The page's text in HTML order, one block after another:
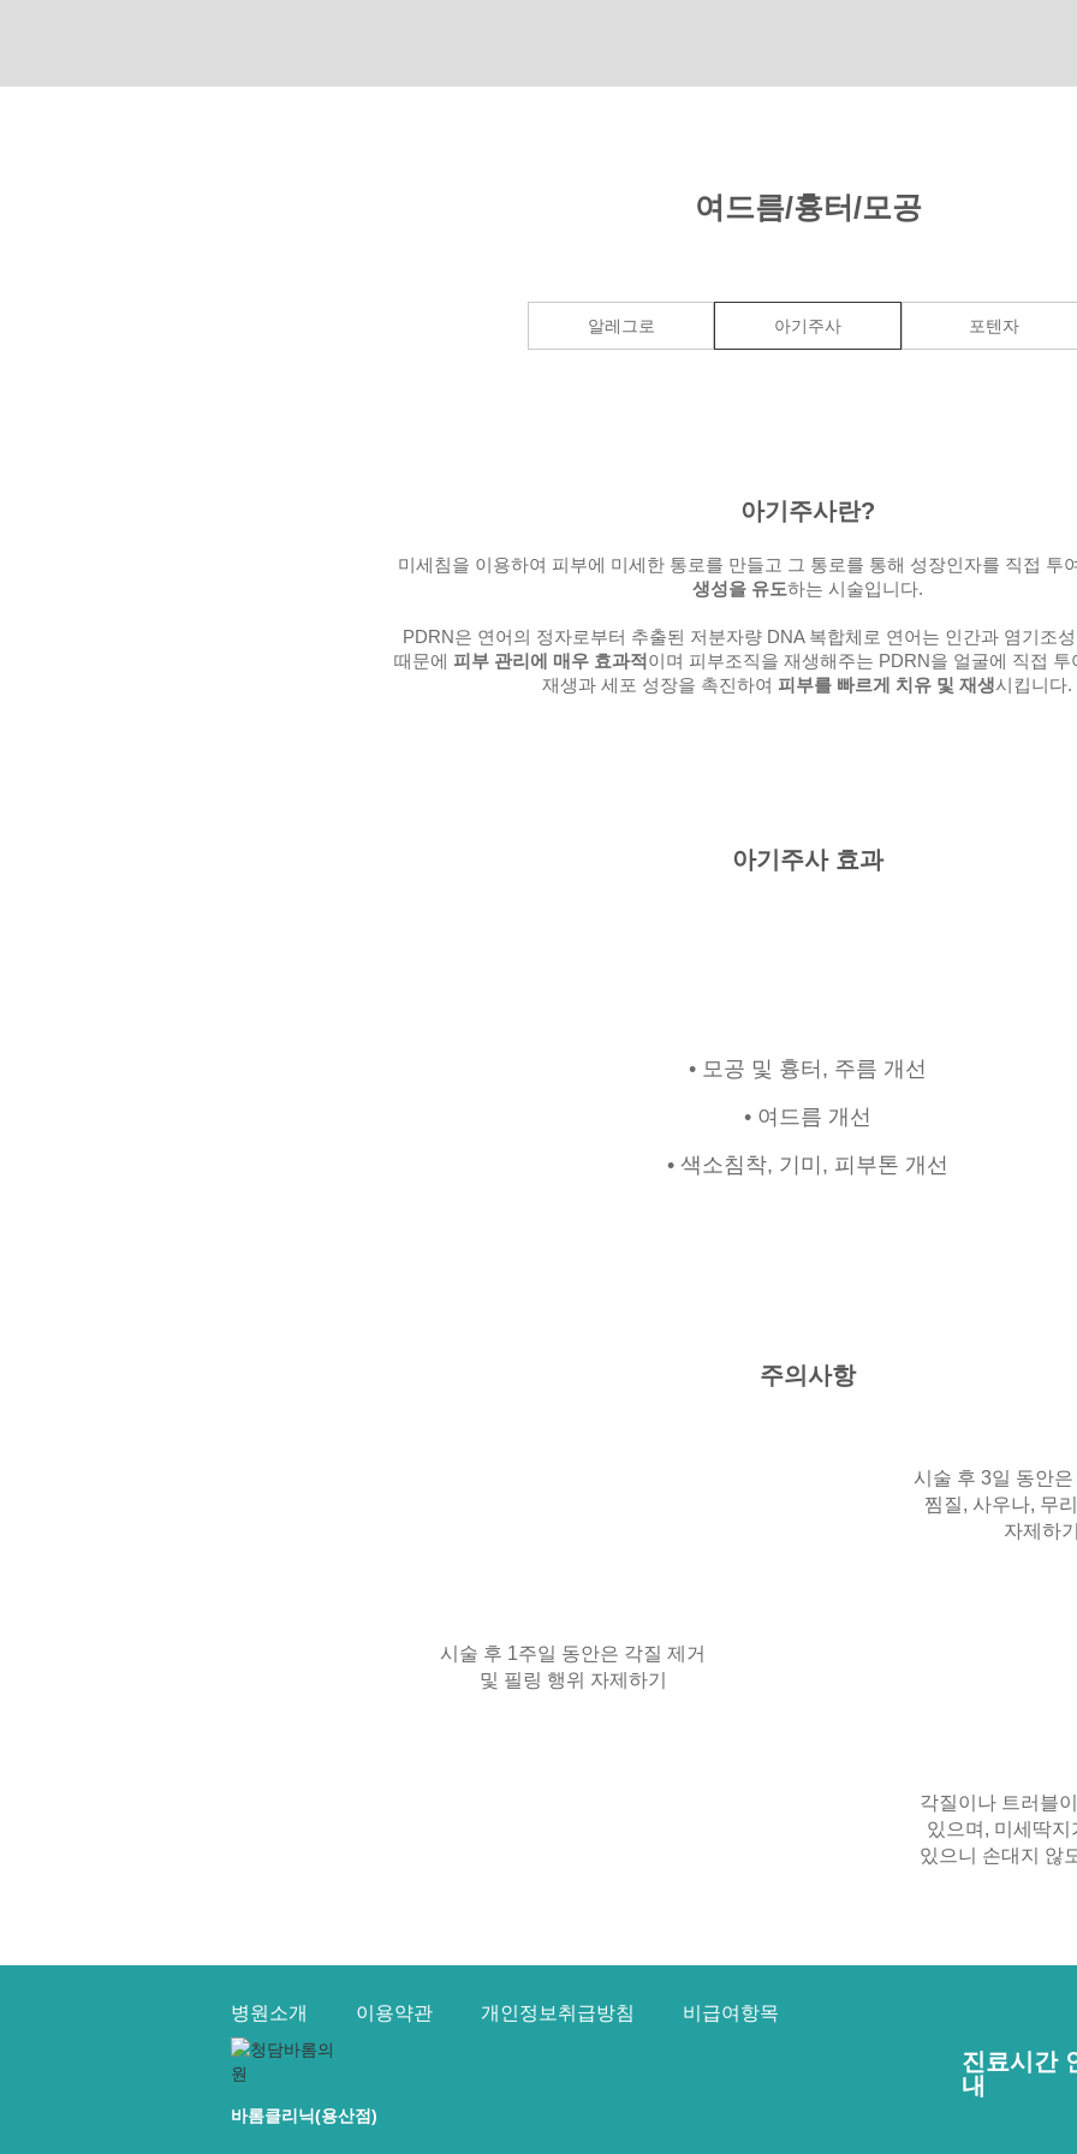
여드름/흉터/모공
알레그로 아기주사 포텐자
아기주사란?
미세침을 이용하여 피부에 미세한 통로를 만들고 그 통로를 통해 성장인자를 직접 투
생성을 유도하는 시술입니다.
PDRN은 연어의 정자로부터 추출된 저분자량 DNA 복합체로 연어는 인간과 염기조
때문에 피부 관리에 매우 효과적 이며 피부조직을 재생해주는 PDRN을 얼굴에 직접 투
재생과 세포 성장을 촉진하여 피부를 빠르게 치유 및 재생시킵니다.
아기주사 효과
• 모공 및 흉터, 주름 개선
• 여드름 개선
• 색소침착, 기미, 피부톤 개선
주의사항
시술 후 3일 동안
찜질, 사우나, 무
자제하기
시술 후 1주일 동안은 각질 제거
및 필링 행위 자제하기
각질이나 트러블
있으며, 미세딱지
있으니 손대지 않
병원소개 이용약관 개인정보취급방침 비급여항목
바롬클리닉(용산점)
진료시간
내